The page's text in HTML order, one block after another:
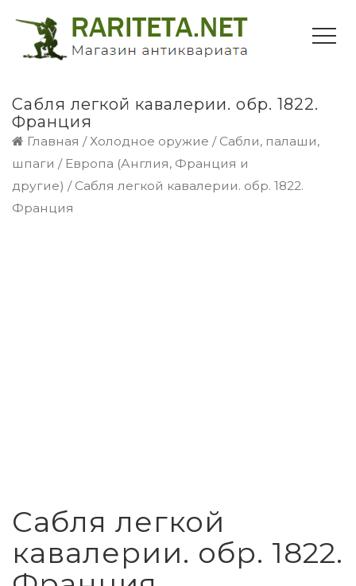
Сабля легкой кавалерии. обр. 1822.
Франция
Главная /Холодное оружие / Сабли, палаши,
шпаги / Европа (Англия, Франция и
другие) / Сабля легкой кавалерии. обр. 1822.
Франция
Сабля легкой
кавалерии. обр. 1822.